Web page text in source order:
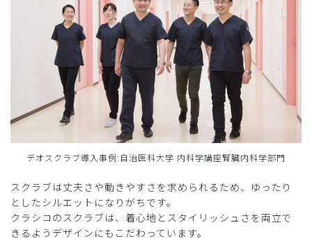
デオスクラブ導入事例:自治医科大学 内科学講座腎臓内科学部門
スクラブは丈夫さや動きやすさを求められるため、ゆったり
としたシルエットになりがちです。
クラシコのスクラブは、着心地とスタイリッシュさを両立で
きるようデザインにもこだわっています。